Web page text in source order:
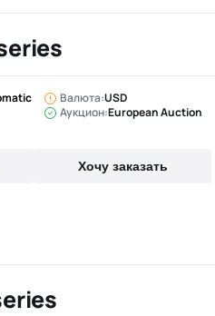
Валюта:USD
Аукцион:European Auction
Хочу заказать